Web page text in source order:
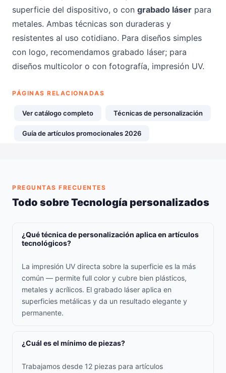
superficie del dispositivo, o con grabado láser para
metales. Ambas técnicas son duraderas y
resistentes al uso cotidiano. Para diseños simples
con logo, recomendamos grabado láser; para
diseños multicolor o con fotografía, impresión UV.
PÁGINAS RELACIONADAS
Ver catálogo completo Técnicas de personalización
Guía de artículos promocionales 2026
PREGUNTAS FRECUENTES
Todo sobre Tecnología personalizados
¿Qué técnica de personalización aplica en artículos
tecnológicos?
La impresión UV directa sobre la superficie es la más
común — permite full color y cubre bien plásticos,
metales y acrílicos. El grabado láser aplica en
superficies metálicas y da un resultado elegante y
permanente.
¿Cuál es el mínimo de piezas?
Trabajamos desde 12 piezas para artículos